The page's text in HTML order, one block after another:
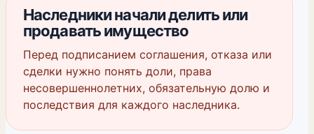
Наследники начали делить или
продавать имущество
Перед подписанием соглашения, отказа или
сделки нужно понять доли, права
несовершеннолетних, обязательную долю и
последствия для каждого наследника.